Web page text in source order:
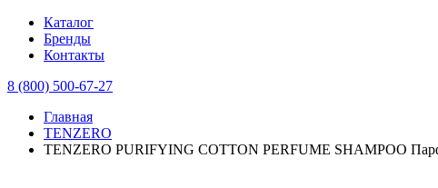
Каталог
Бренды
Контакты
8 (800) 500-67-27
Главная
TENZERO
TENZERO PURIFYING COTTON PERFUME SHAMPOO